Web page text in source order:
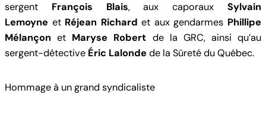
sergent François Blais, aux caporauxSylvain
Lemoyne et Réjean Richard et aux gendarmes Phillipe
Mélançon et Maryse Robert de la GRC, ainsi qu’au
sergent-détective Éric Lalonde de la Sûreté du Québec.
Hommage à un grand syndicaliste